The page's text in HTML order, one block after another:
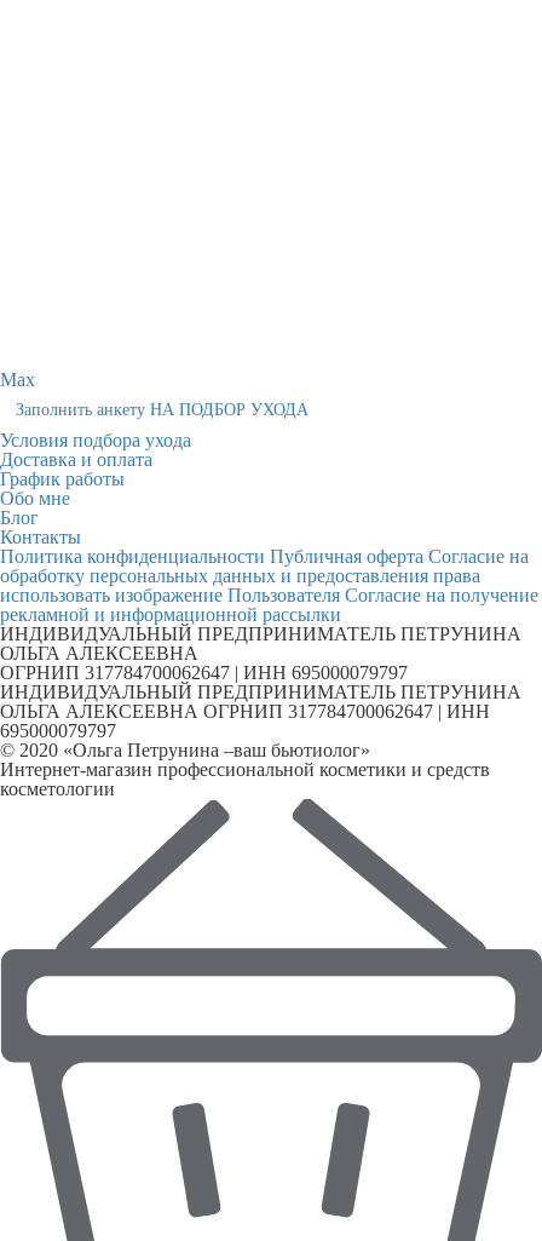
Max
Заполнить анкету НА ПОДБОР УХОДА
Условия подбора ухода
Доставка и оплата
График работы
Обо мне
Блог
Контакты
Политика конфиденциальности Публичная оферта Согласие на
обработку персональных данных и предоставления права
использовать изображение Пользователя Согласие на получение
рекламной и информационной рассылки
ИНДИВИДУАЛЬНЫЙ ПРЕДПРИНИМАТЕЛЬ ПЕТРУНИНА
ОЛЬГА АЛЕКСЕЕВНА
ОГРНИП 317784700062647 | ИНН 695000079797
ИНДИВИДУАЛЬНЫЙ ПРЕДПРИНИМАТЕЛЬ ПЕТРУНИНА
ОЛЬГА АЛЕКСЕЕВНА ОГРНИП 317784700062647 | ИНН
695000079797
© 2020 «Ольга Петрунина –ваш бьютиолог»
Интернет-магазин профессиональной косметики и средств
косметологии